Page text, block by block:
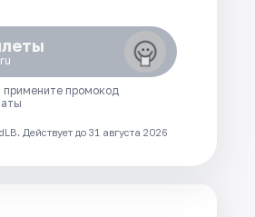
примените промокод
Действует до 31 августа 2026